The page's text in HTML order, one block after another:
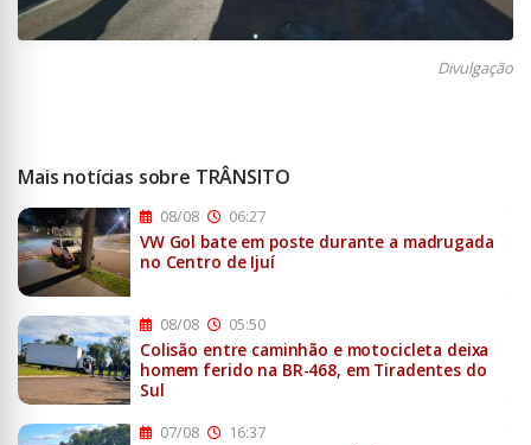
Divulgação
Mais notícias sobre TRÂNSITO
08/08 06:27
VW Gol bate em poste durante a madrugada
no Centro de Ijuí
08/08 05:50
Colisão entre caminhão e motocicleta deixa
homem ferido na BR-468, em Tiradentes do
Sul
07/08 16:37